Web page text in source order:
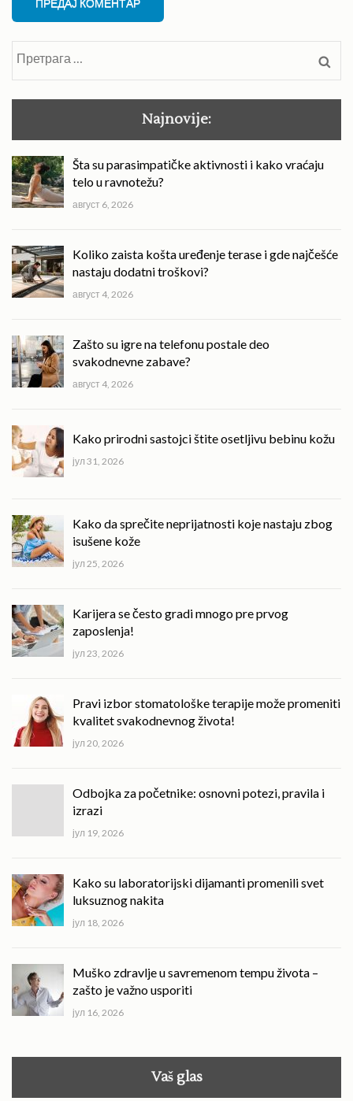
Najnovije:
Šta su parasimpatičke aktivnosti i kako vraćaju
telo u ravnotežu?
август 6, 2026
Koliko zaista košta uređenje terase i gde najčešće
nastaju dodatni troškovi?
август 4, 2026
Zašto su igre na telefonu postale deo
svakodnevne zabave?
август 4, 2026
Kako prirodni sastojci štite osetljivu bebinu kožu
јул 31, 2026
Kako da sprečite neprijatnosti koje nastaju zbog
isušene kože
јул 25, 2026
Karijera se često gradi mnogo pre prvog
zaposlenja!
јул 23, 2026
Pravi izbor stomatološke terapije može promeniti
kvalitet svakodnevnog života!
јул 20, 2026
Odbojka za početnike: osnovni potezi, pravila i
izrazi
јул 19, 2026
Kako su laboratorijski dijamanti promenili svet
luksuznog nakita
јул 18, 2026
Muško zdravlje u savremenom tempu života –
zašto je važno usporiti
јул 16, 2026
Vaš glas